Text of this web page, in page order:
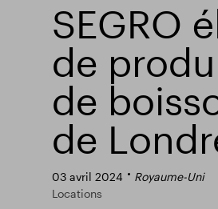
search
Recherche populaire
Responsable SEGRO
Parc intelligent
SEGRO
de
de
de
03 avril 2024
Royaume-Uni
Locations